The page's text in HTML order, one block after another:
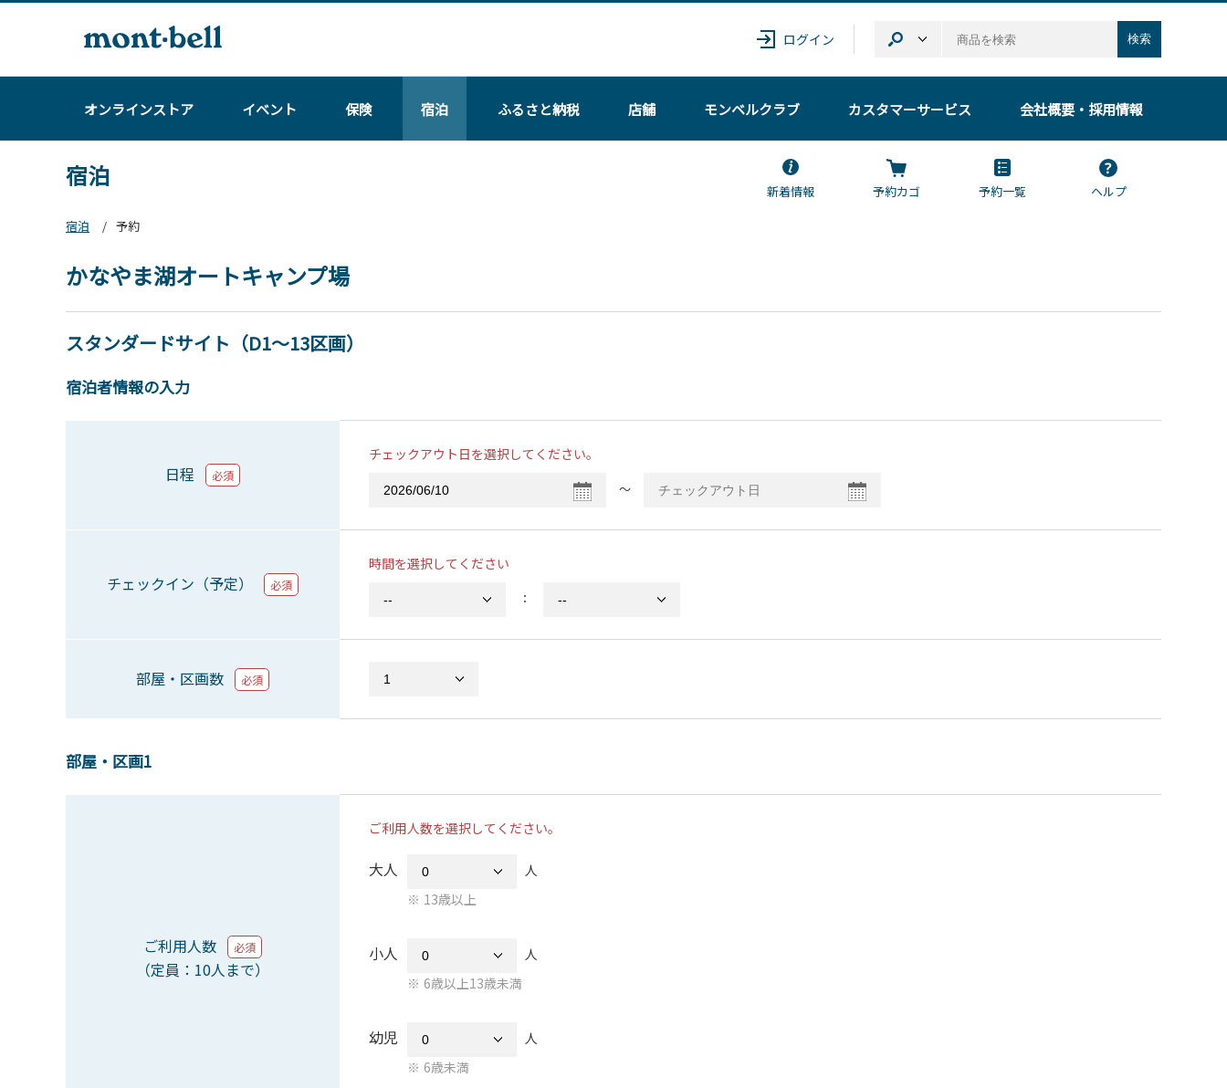
ログイン 検索
オンラインストア イベント 保険 宿泊 ふるさと納税 店舗 モンベルクラブ カスタマーサービス 会社概要・採用情報
宿泊
新着情報 予約カゴ 予約一覧
ヘルプ
宿泊
予約
かなやま湖オートキャンプ場
スタンダードサイト（D1～13区画）
宿泊者情報の入力
日程 必須
チェックアウト日を選択してください。
〜
チェックイン（予定） 必須
時間を選択してください
：
部屋・区画数 必須
部屋・区画1
ご利用人数 必須
（定員：10人まで）
ご利用人数を選択してください。
大人
人
13歳以上
小人
人
6歳以上13歳未満
幼児
人
6歳未満